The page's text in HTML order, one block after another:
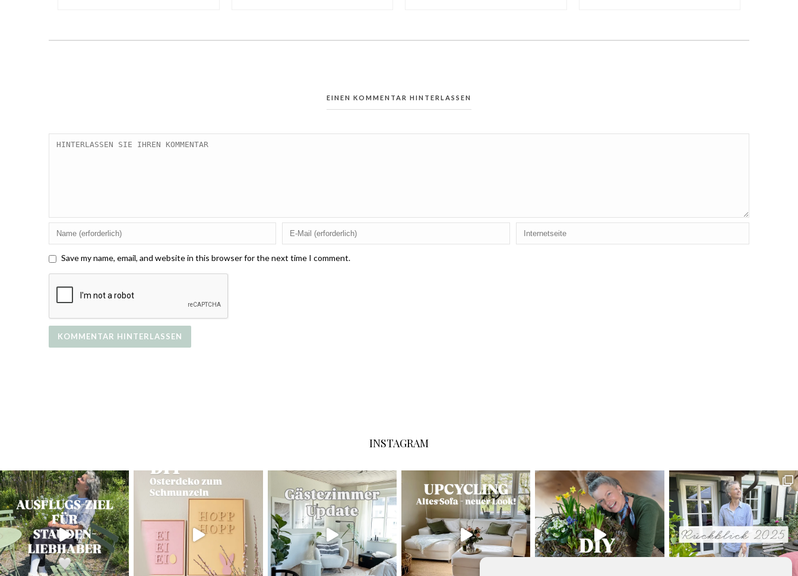
EINEN KOMMENTAR HINTERLASSEN
Save my name, email, and website in this browser for the next time I comment.
INSTAGRAM